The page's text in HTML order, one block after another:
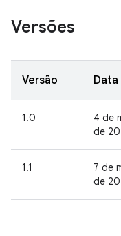
Versões
Versão Data
1.0
4 de
de
1.1
7 de
de